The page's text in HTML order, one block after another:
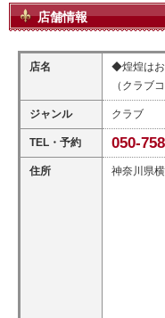
店舗情報
店名
◆煌煌は
（クラブ
ジャンル クラブ
TEL・予約 050-
住所 神奈川県